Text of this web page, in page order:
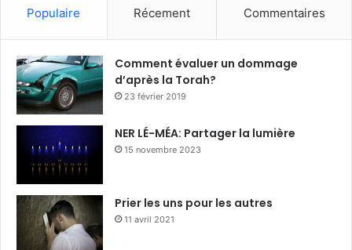
Populaire Récement Commentaires
Comment évaluer un dommage
d’après la Torah?
23 février 2019
NER LÉ-MÉA: Partager la lumière
15 novembre 2023
Prier les uns pour les autres
11 avril 2021